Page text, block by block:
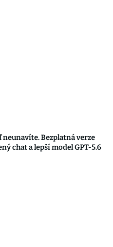
neunavíte. Bezplatná verze
chat a lepší model GPT-5.6